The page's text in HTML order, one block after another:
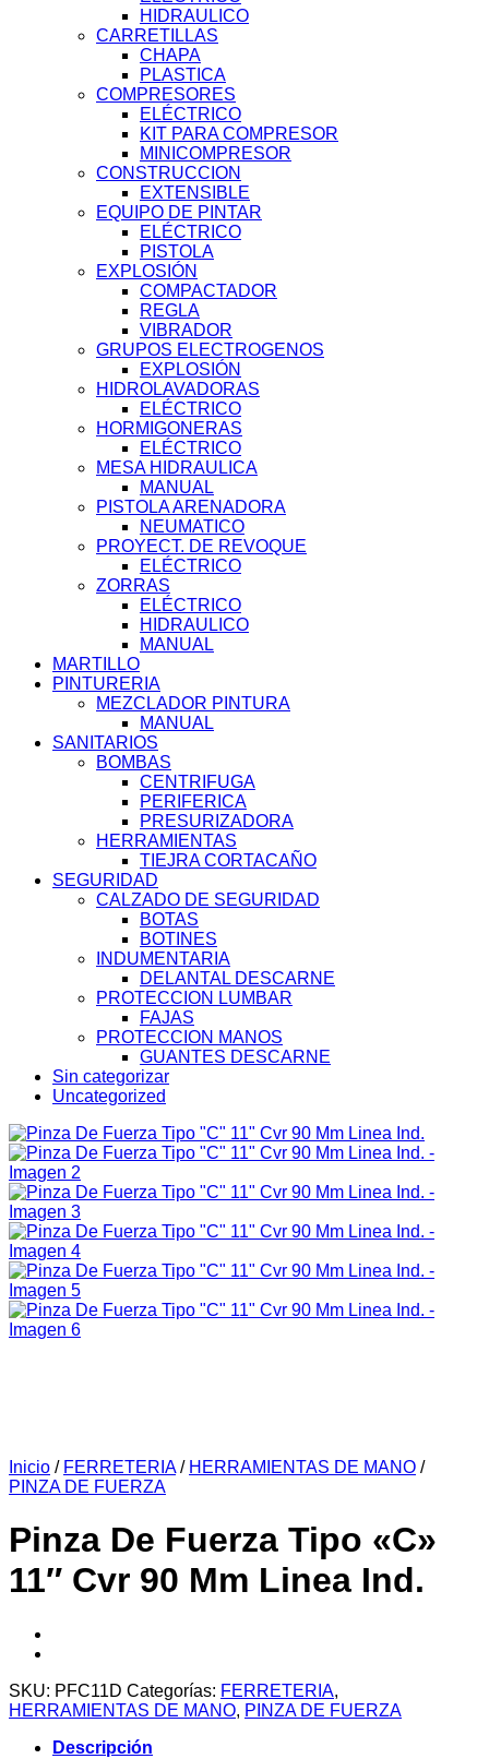
HIDRAULICO
CARRETILLAS
CHAPA
PLASTICA
COMPRESORES
ELÉCTRICO
KIT PARA COMPRESOR
MINICOMPRESOR
CONSTRUCCION
EXTENSIBLE
EQUIPO DE PINTAR
ELÉCTRICO
PISTOLA
EXPLOSIÓN
COMPACTADOR
REGLA
VIBRADOR
GRUPOS ELECTROGENOS
EXPLOSIÓN
HIDROLAVADORAS
ELÉCTRICO
HORMIGONERAS
ELÉCTRICO
MESA HIDRAULICA
MANUAL
PISTOLA ARENADORA
NEUMATICO
PROYECT. DE REVOQUE
ELÉCTRICO
ZORRAS
ELÉCTRICO
HIDRAULICO
MANUAL
MARTILLO
PINTURERIA
MEZCLADOR PINTURA
MANUAL
SANITARIOS
BOMBAS
CENTRIFUGA
PERIFERICA
PRESURIZADORA
HERRAMIENTAS
TIEJRA CORTACAÑO
SEGURIDAD
CALZADO DE SEGURIDAD
BOTAS
BOTINES
INDUMENTARIA
DELANTAL DESCARNE
PROTECCION LUMBAR
FAJAS
PROTECCION MANOS
GUANTES DESCARNE
Sin categorizar
Uncategorized
Inicio / FERRETERIA / HERRAMIENTAS DE MANO /
PINZA DE FUERZA
Pinza De Fuerza Tipo «C»
11″ Cvr 90 Mm Linea Ind.
SKU: PFC11D Categorías: FERRETERIA,
HERRAMIENTAS DE MANO, PINZA DE FUERZA
Descripción